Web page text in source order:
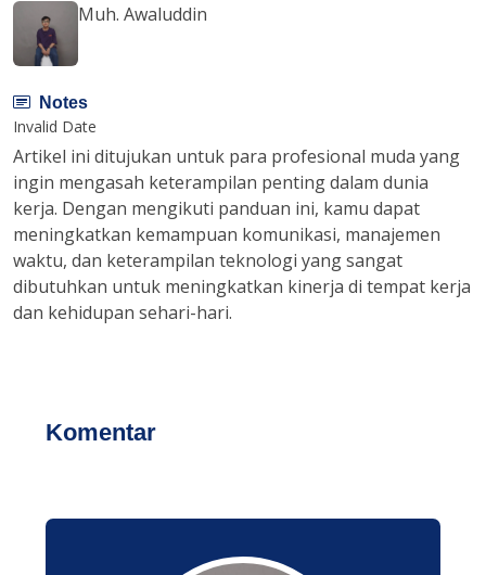
Muh. Awaluddin
Notes
Invalid Date
Artikel ini ditujukan untuk para profesional muda yang
ingin mengasah keterampilan penting dalam dunia
kerja. Dengan mengikuti panduan ini, kamu dapat
meningkatkan kemampuan komunikasi, manajemen
waktu, dan keterampilan teknologi yang sangat
dibutuhkan untuk meningkatkan kinerja di tempat kerja
dan kehidupan sehari-hari.
Komentar